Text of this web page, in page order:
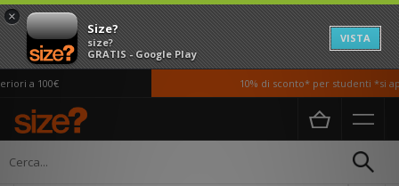
×
Size?
size?
GRATIS - Google Play
VISTA
10% di sconto* per studenti *si
Home Uomo